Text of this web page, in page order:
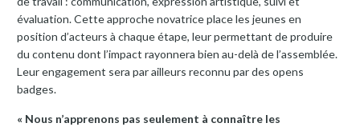
évaluation. Cette approche novatrice place les jeunes en
position d’acteurs à chaque étape, leur permettant de produire
du contenu dont l’impact rayonnera bien au-delà de l’assemblée.
Leur engagement sera par ailleurs reconnu par des opens
badges.
« Nous n’apprenons pas seulement à connaître les